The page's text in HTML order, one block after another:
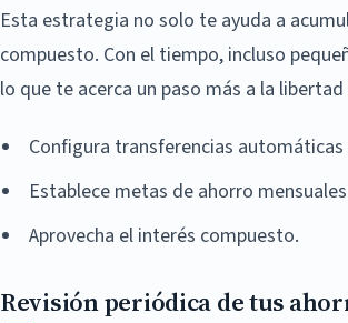
Esta estrategia no solo te ayuda a
compuesto. Con el tiempo, incluso
lo que te acerca un paso más a la
Configura transferencias
Establece metas de ahorro
Aprovecha el interés compuesto.
Revisión periódica de tus